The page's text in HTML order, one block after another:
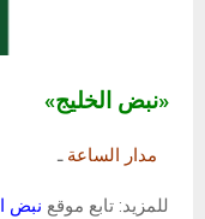
«نبض الخليج»
مدار الساعةـ
للمزيد: تابع موقع نبض